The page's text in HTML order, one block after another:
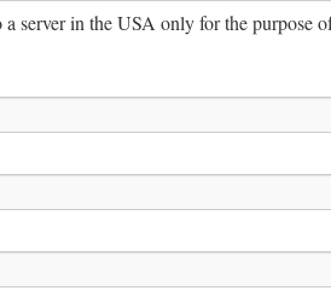
server in the USA only for the purpose